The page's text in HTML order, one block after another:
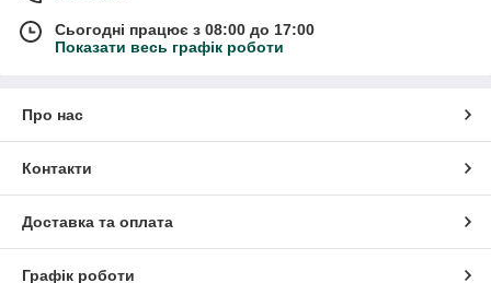
Сьогодні працює з 08:00 до 17:00
Показати весь графік роботи
Про нас
Контакти
Доставка та оплата
Графік роботи